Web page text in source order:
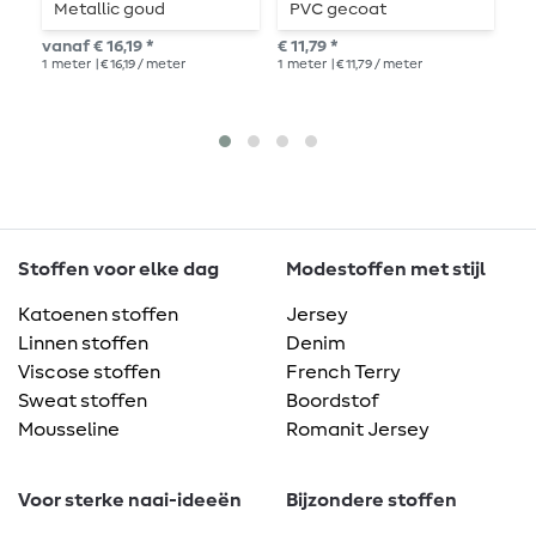
Metallic goud
vanaf € 16,19 *
1 meter | € 16,19 / meter
PVC gecoat
koningsblauw
€ 11,79 *
1 meter | € 11,79 / meter
Stoffen voor elke dag
Katoenen stoffen
Linnen stoffen
Viscose stoffen
Sweat stoffen
Mousseline
Modestoffen met stijl
Jersey
Denim
French Terry
Boordstof
Romanit Jersey
Voor sterke naai-ideeën Bijzondere stoffen